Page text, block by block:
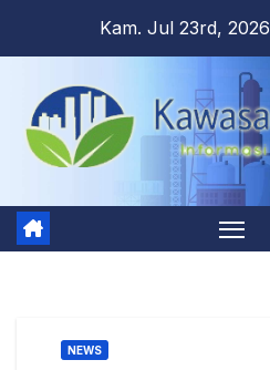
content
Kam. Jul 23rd, 2026
NEWS